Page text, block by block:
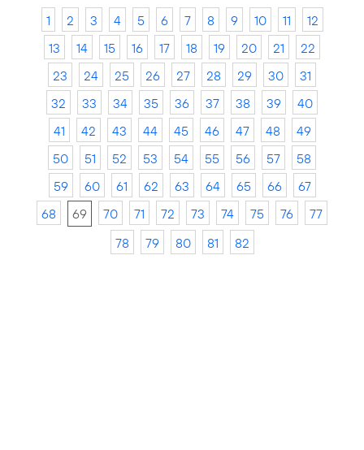
1 2 3 4 5 6 7 8 9 10 11
12
13
14 15 16 17 18 19 20 21
22
23
24 25 26 27 28 29 30
31
32
33 34 35 36 37 38 39
40
41
42 43 44 45 46 47 48
49
50
51 52 53 54 55 56 57
58
59
60 61 62 63 64 65 66
67
68
69 70 71 72 73 74 75 76
77
78
79 80 81 82